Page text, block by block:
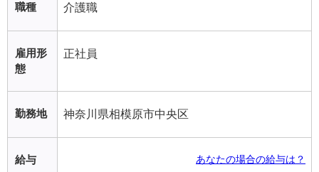
職種 介護職
雇用形
態
正社員
勤務地 神奈川県相模原市中央区
給与 あなたの場合の給与は？